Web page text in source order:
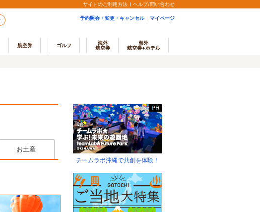
サイトのご利用方法 ヘルプ/問い合わせ
予約照会・変更・キャンセル マイページ
航空券 ゴルフ
海外
航空券
海外
航空券+ホテル
お土産
チームラボ沖縄で共創を体験！